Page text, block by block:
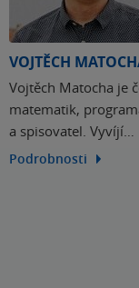
VOJTĚCH
Vojtěch Matocha je
matematik,
a spisovatel. Vyvíjí
software pro mobilní
Podrobnosti